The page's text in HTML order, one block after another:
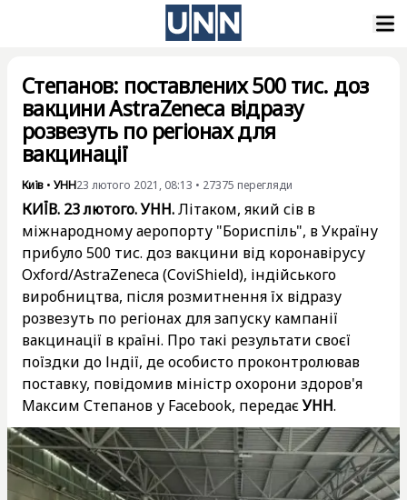
Степанов: поставлених 500 тис. доз
вакцини AstraZeneca відразу
розвезуть по регіонах для
вакцинації
Київ • УНН23 лютого 2021, 08:13 • 27375 перегляди
КИЇВ. 23 лютого. УНН.Літаком, який сів в
міжнародному аеропорту "Бориспіль", в Україну
прибуло 500 тис. доз вакцини від коронавірусу
Oxford/AstraZeneca (CoviShield), індійського
виробництва, після розмитнення їх відразу
розвезуть по регіонах для запуску кампанії
вакцинації в країні. Про такі результати своєї
поїздки до Індії, де особисто проконтролював
поставку, повідомив міністр охорони здоров'я
Максим Степанов у Facebook, передаєУНН.